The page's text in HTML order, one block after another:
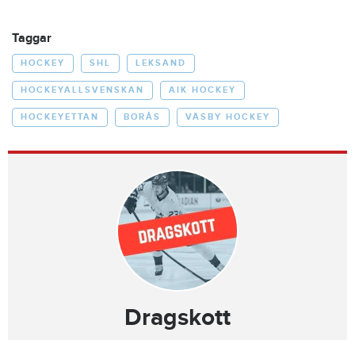
Taggar
HOCKEY SHL LEKSAND
HOCKEYALLSVENSKAN AIK HOCKEY
HOCKEYETTAN BORÅS VÄSBY HOCKEY
Dragskott